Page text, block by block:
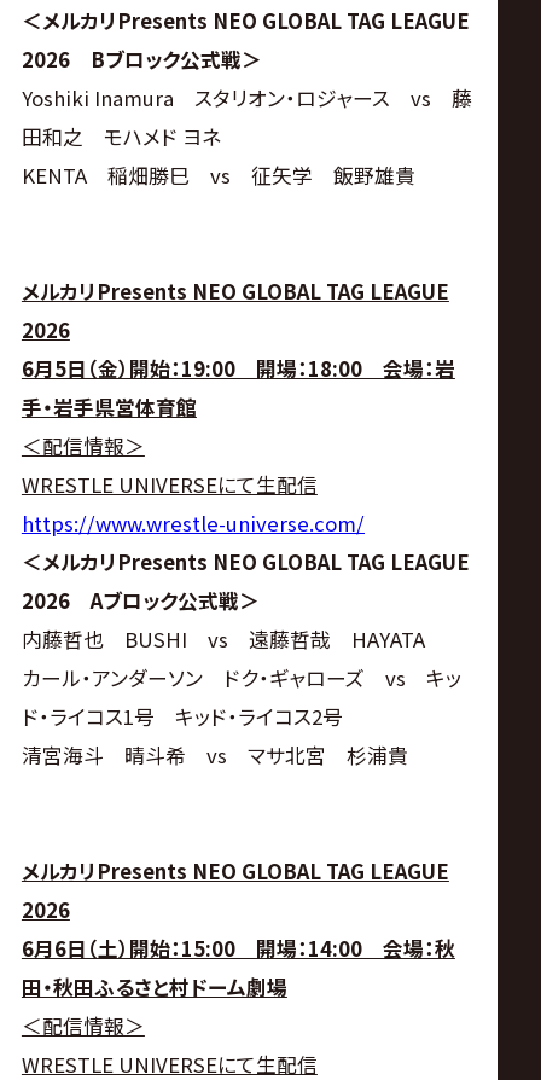
＜メルカリPresents NEO GLOBAL TAG LEAGUE
2026 Bブロック公式戦＞
Yoshiki Inamura スタリオン・ロジャース vs 藤
田和之 モハメド ヨネ
KENTA 稲畑勝巳 vs 征矢学 飯野雄貴
メルカリPresents NEO GLOBAL TAG LEAGUE
2026
6月5日（金）開始：19:00 開場：18:00 会場：岩
手・岩手県営体育館
＜配信情報＞
WRESTLE UNIVERSEにて生配信
https://www.wrestle-universe.com/
＜メルカリPresents NEO GLOBAL TAG LEAGUE
2026 Aブロック公式戦＞
内藤哲也 BUSHI vs 遠藤哲哉 HAYATA
カール・アンダーソン ドク・ギャローズ vs キッ
ド・ライコス1号 キッド・ライコス2号
清宮海斗 晴斗希 vs マサ北宮 杉浦貴
メルカリPresents NEO GLOBAL TAG LEAGUE
2026
6月6日（土）開始：15:00 開場：14:00 会場：秋
田・秋田ふるさと村ドーム劇場
＜配信情報＞
WRESTLE UNIVERSEにて生配信